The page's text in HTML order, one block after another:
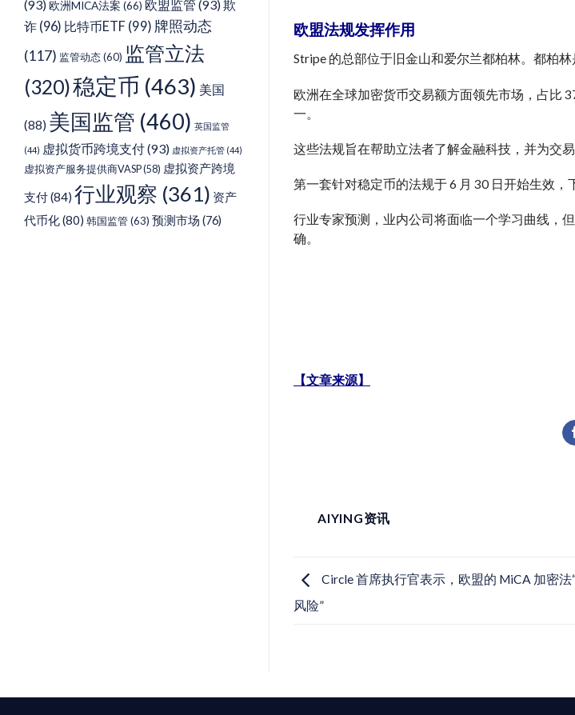
(93)欧洲MICA法案 (66) 欧盟监管 (93)欺
诈 (96) 比特币ETF (99) 牌照动态
(117) 监管动态(60) 监管立法
(320)稳定币 (463) 美国
(88) 美国监管 (460) 英国监管
(44) 虚拟货币跨境支付(93) 虚拟资产托管 (44)
虚拟资产服务提供商VASP(58) 虚拟资产跨境
支付(84) 行业观察 (361) 资产
代币化(80) 韩国监管(63) 预测市场 (76)
欧盟法规发挥作用
Stripe 的总部位于旧金山和爱尔兰都柏林。都柏
欧洲在全球加密货币交易额方面领先市场，占比
一。
这些法规旨在帮助立法者了解金融科技，并为交
第一套针对稳定币的法规于 6 月 30 日开始生效，
行业专家预测，业内公司将面临一个学习曲线，
确。
【文章来源】
AIYING资讯
Circle 首席执行官表示，欧盟的 MiCA 加密
风险”